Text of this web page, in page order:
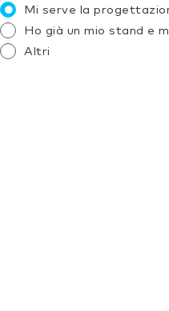
Mi serve la
Ho già un mio stand e
Altri